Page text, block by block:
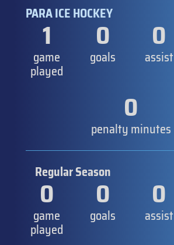
PARA ICE HOCKEY
1
game
played
0
goals
0
assist
0
penalty minutes
Regular Season
0
game
played
0
goals
0
assist